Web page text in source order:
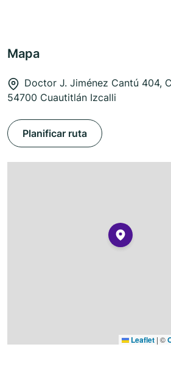
Mapa
Doctor J. Jiménez Cantú 404,
54700 Cuautitlán Izcalli
Planificar ruta
Leaflet | ©